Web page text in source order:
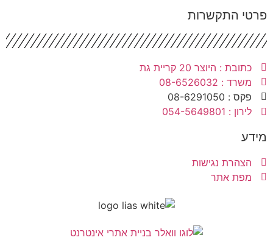
התקשרות
כתובת : היוצר 20 קריית גת
משרד : 08-6526032
פקס : 08-6291050
לירון : 054-5649801
הצהרת נגישות
מפת אתר